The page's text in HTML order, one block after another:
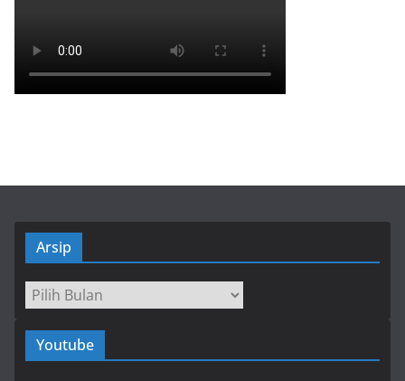
Arsip
Arsip
Youtube